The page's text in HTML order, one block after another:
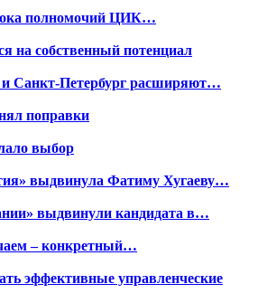
полномочий ЦИК…
на собственный потенциал
Санкт-Петербург расширяют…
поправки
выбор
выдвинула Фатиму Хугаеву…
выдвинули кандидата в…
– конкретный…
эффективные управленческие